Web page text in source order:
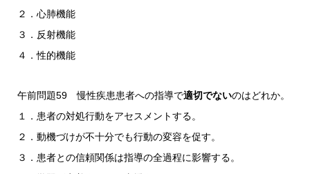
２．心肺機能
３．反射機能
４．性的機能
午前問題59 慢性疾患患者への指導で適切でないのはどれか。
１．患者の対処行動をアセスメントする。
２．動機づけが不十分でも行動の変容を促す。
３．患者との信頼関係は指導の全過程に影響する。